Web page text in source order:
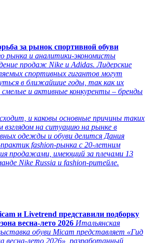
за рынок спортивной обуви
рынка и аналитики-экономисты
продаж Nike и Adidas. Лидерские
спортивных гигантов могут
в ближайшие годы, так как их
и активные конкуренты – бренды
и каковы основные причины таких
взглядом на ситуацию на рынке в
одежды и обуви делится Дания
практик fashion-рынка с 20-летним
продажами, имеющий за плечами 13
Nike Russia и fashion-ритейле.
и Livetrend представили подборку
весна-лето 2026 Итальянская
обуви Micam представляет «Гид
весна-лето 2026», разработанный